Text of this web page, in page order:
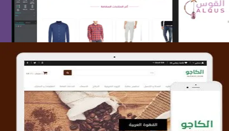
تصميم متجر الكاجو
التفاصيل